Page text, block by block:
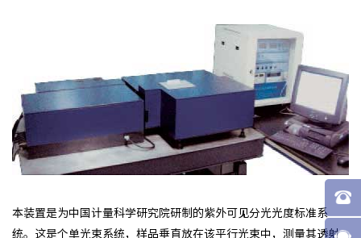
本装置是为中国计量科学研究院研制的紫外可见分光光度标准系
统。这是个单光束系统，样品垂直放在该平行光束中，测量其透射